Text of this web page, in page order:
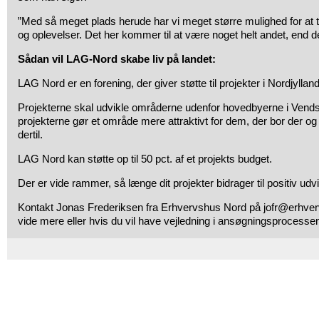
”Med så meget plads herude har vi meget større mulighed for
og oplevelser. Det her kommer til at være noget helt andet, end
Sådan vil LAG-Nord skabe liv på landet:
LAG Nord er en forening, der giver støtte til projekter i
Projekterne skal udvikle områderne udenfor hovedbyerne i
projekterne gør et område mere attraktivt for dem, der bor der
dertil.
LAG Nord kan støtte op til 50 pct. af et projekts budget.
Der er vide rammer, så længe dit projekter bidrager til positiv
Kontakt Jonas Frederiksen fra Erhvervshus Nord på
vide mere eller hvis du vil have vejledning i